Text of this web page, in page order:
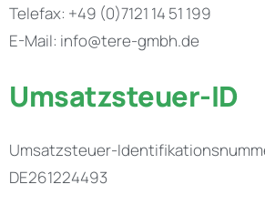
Telefax: +49 (0)7121 14 51 199
E-Mail: info@tere-gmbh.de
Umsatzsteuer-ID
Umsatzsteuer-
DE261224493